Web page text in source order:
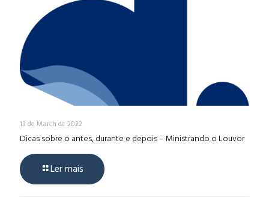
13 de March de 2022
Dicas sobre o antes, durante e depois – Ministrando o Louvor
Ler mais